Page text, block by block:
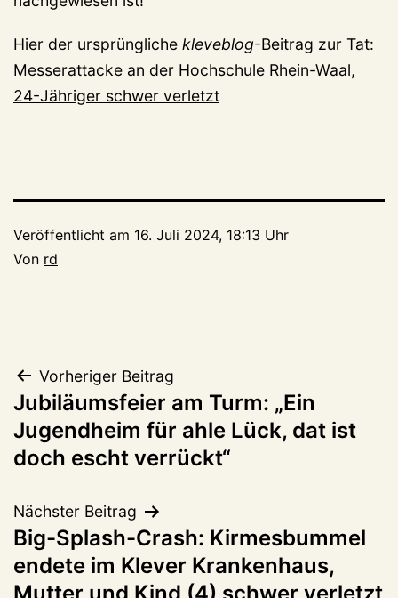
Hier der ursprüngliche kleveblog-Beitrag zur Tat:
Messerattacke an der Hochschule Rhein-Waal,
24-Jähriger schwer verletzt
Veröffentlicht am 16. Juli 2024, 18:13 Uhr
Von rd
Beitragsnavigation
Vorheriger Beitrag
Jubiläumsfeier am Turm: „Ein
Jugendheim für ahle Lück, dat ist
doch escht verrückt“
Nächster Beitrag
Big-Splash-Crash: Kirmesbummel
endete im Klever Krankenhaus,